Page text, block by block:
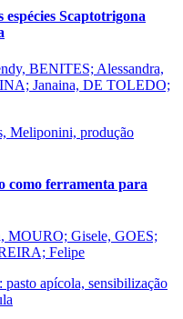
Scaptotrigona
BENITES; Alessandra,
Janaina, DE TOLEDO;
Meliponini, produção
como ferramenta para
MOURO; Gisele, GOES;
Felipe
pasto apícola, sensibilização